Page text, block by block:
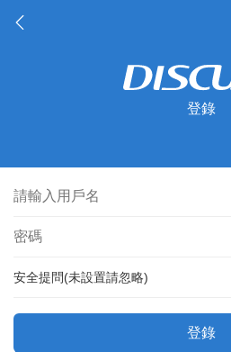
登錄
安全提問(未設置請忽略)
登錄